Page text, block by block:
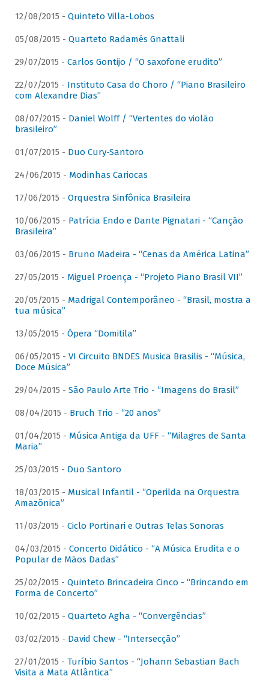
12/08/2015 - Quinteto Villa-Lobos
05/08/2015 - Quarteto Radamés Gnattali
29/07/2015 - Carlos Gontijo / “O saxofone erudito”
22/07/2015 - Instituto Casa do Choro / “Piano Brasileiro
com Alexandre Dias”
08/07/2015 - Daniel Wolff / “Vertentes do violão
brasileiro”
01/07/2015 - Duo Cury-Santoro
24/06/2015 - Modinhas Cariocas
17/06/2015 - Orquestra Sinfônica Brasileira
10/06/2015 - Patrícia Endo e Dante Pignatari - “Canção
Brasileira”
03/06/2015 - Bruno Madeira - “Cenas da América Latina”
27/05/2015 - Miguel Proença - “Projeto Piano Brasil VII”
20/05/2015 - Madrigal Contemporâneo - “Brasil, mostra a
tua música”
13/05/2015 - Ópera “Domitila”
06/05/2015 - VI Circuito BNDES Musica Brasilis - “Música,
Doce Música”
29/04/2015 - São Paulo Arte Trio - “Imagens do Brasil”
08/04/2015 - Bruch Trio - “20 anos”
01/04/2015 - Música Antiga da UFF - “Milagres de Santa
Maria”
25/03/2015 - Duo Santoro
18/03/2015 - Musical Infantil - “Operilda na Orquestra
Amazônica”
11/03/2015 - Ciclo Portinari e Outras Telas Sonoras
04/03/2015 - Concerto Didático - “A Música Erudita e o
Popular de Mãos Dadas”
25/02/2015 - Quinteto Brincadeira Cinco - “Brincando em
Forma de Concerto”
10/02/2015 - Quarteto Agha - “Convergências”
03/02/2015 - David Chew - “Intersecção”
27/01/2015 - Turíbio Santos - “Johann Sebastian Bach
Visita a Mata Atlântica”